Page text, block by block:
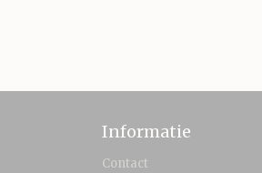
Informatie
Contact